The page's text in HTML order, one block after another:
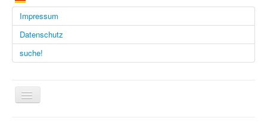
Impressum
Datenschutz
suche!
Navigation
an/aus